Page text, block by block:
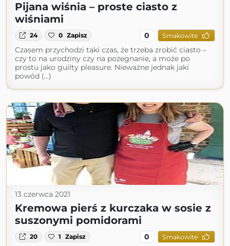
Pijana wiśnia – proste ciasto z
wiśniami
24 0 Zapisz 0 Smakowite
Czasem przychodzi taki czas, że trzeba zrobić ciasto –
czy to na urodziny czy na pożegnanie, a może po
prostu jako guilty pleasure. Nieważne jednak jaki
powód (...)
13 czerwca 2021
Kremowa pierś z kurczaka w sosie z
suszonymi pomidorami
20 1 Zapisz 0 Smakowite